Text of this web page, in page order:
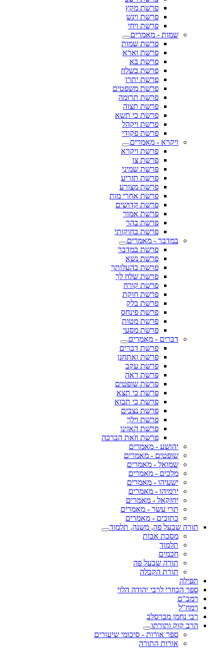
פרשת מקץ
פרשת ויגש
פרשת ויחי
שמות - מאמרים
פרשת שמות
פרשת וארא
פרשת בא
פרשת בשלח
פרשת יתרו
פרשת משפטים
פרשת תרומה
פרשת תצוה
פרשת כי תשא
פרשת ויקהל
פרשת פקודי
ויקרא - מאמרים
פרשת ויקרא
פרשת צו
פרשת שמיני
פרשת תזריע
פרשת מצורע
פרשת אחרי מות
פרשת קדושים
פרשת אמור
פרשת בהר
פרשת בחוקותי
במדבר - מאמרים
פרשת במדבר
פרשת נשא
פרשת בהעלותך
פרשת שלח לך
פרשת קורח
פרשת חוקת
פרשת בלק
פרשת פינחס
פרשת מטות
פרשת מסעי
דברים - מאמרים
פרשת דברים
פרשת ואתחנן
פרשת עקב
פרשת ראה
פרשת שופטים
פרשת כי תצא
פרשת כי תבוא
פרשת נצבים
פרשת וילך
פרשת האזינו
פרשת וזאת הברכה
יהושע - מאמרים
שופטים - מאמרים
שמואל - מאמרים
מלכים - מאמרים
ישעיהו - מאמרים
ירמיהו - מאמרים
יחזקאל - מאמרים
תרי עשר - מאמרים
כתובים - מאמרים
תורה שבעל פה, משנה, תלמוד
מסכת אבות
תלמוד
חכמים
תורה שבעל פה
תורת הקבלה
תפילה
ספר הכוזרי לרבי יהודה הלוי
רמב"ם
רמח"ל
רבי נחמן מברסלב
הרב קוק ותורתו
ספר אורות - סיכומי שיעורים
אורות התורה